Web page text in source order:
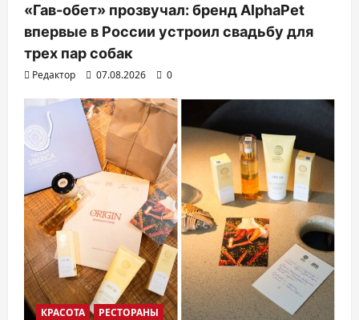
«Гав-обет» прозвучал: бренд AlphaPet
впервые в России устроил свадьбу для
трех пар собак
Редактор 07.08.2026 0
КРАСОТА РЕСТОРАНЫ